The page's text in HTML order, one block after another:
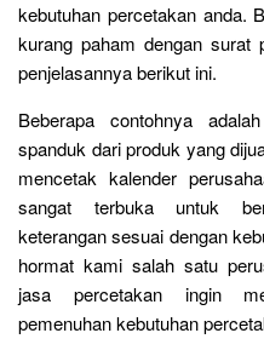
kebutuhan percetakan anda.
kurang paham dengan surat
penjelasannya berikut ini.
Beberapa contohnya
spanduk dari produk yang
mencetak kalender
sangat terbuka untuk
keterangan sesuai dengan
hormat kami salah satu
jasa percetakan ingin
pemenuhan kebutuhan